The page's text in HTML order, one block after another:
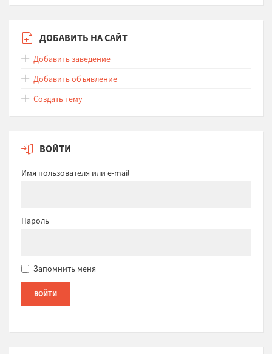
ДОБАВИТЬ НА САЙТ
Добавить заведение
Добавить объявление
Создать тему
ВОЙТИ
Имя пользователя или e-mail
Пароль
Запомнить меня